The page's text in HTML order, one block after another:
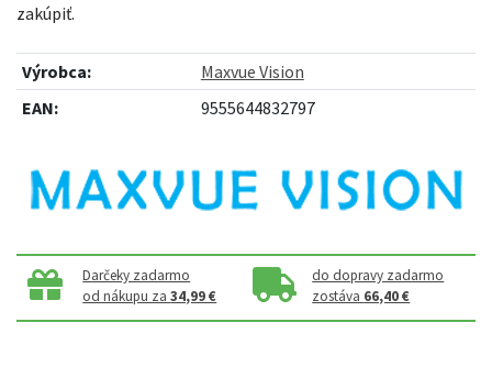
zakúpiť.
Výrobca:
Maxvue Vision
EAN:
9555644832797
Darčeky zadarmo
od nákupu za34,99 €
do dopravy zadarmo
zostáva 66,40 €